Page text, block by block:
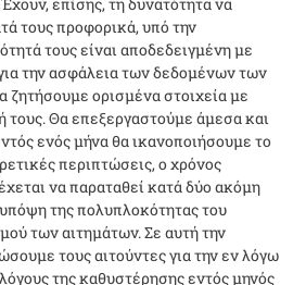
τους προφορικά, υπό την
τους είναι αποδεδειγμένη με
την ασφάλεια των δεδομένων των
ορισμένα στοιχεία με
τους. Θα επεξεργαστούμε άμεσα και
ενός μήνα θα ικανοποιήσουμε το
περιπτώσεις, ο χρόνος
να παραταθεί κατά δύο ακόμη
της πολυπλοκότητας του
των αιτημάτων. Σε αυτή την
τους αιτούντες για την εν λόγω
της καθυστέρησης εντός μηνός